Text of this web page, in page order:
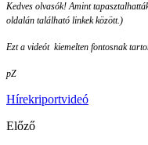
Kedves olvasók! Amint
oldalán található linkek között.)
Ezt a videót kiemelten fontosnak
pZ
Hírekriportvideó
Előző